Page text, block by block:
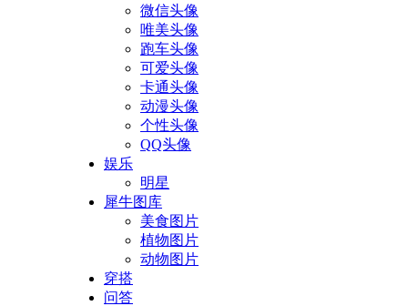
微信头像
唯美头像
跑车头像
可爱头像
卡通头像
动漫头像
个性头像
QQ头像
娱乐
明星
犀牛图库
美食图片
植物图片
动物图片
穿搭
问答